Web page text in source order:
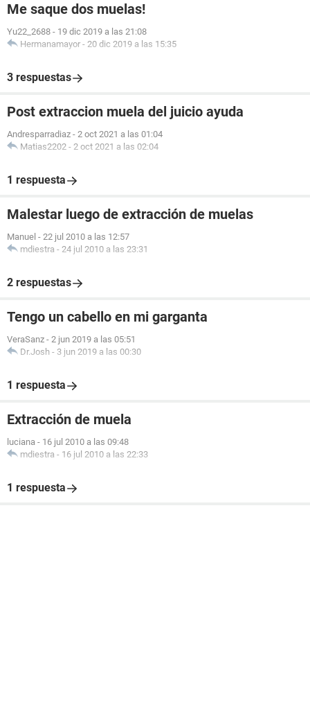
Me saque dos muelas!
Yu22_2688 - 19 dic 2019 a las 21:08
Hermanamayor - 20 dic 2019 a las 15:35
3 respuestas
Post extraccion muela del juicio ayuda
Andresparradiaz - 2 oct 2021 a las 01:04
Matias2202 - 2 oct 2021 a las 02:04
1 respuesta
Malestar luego de extracción de muelas
Manuel - 22 jul 2010 a las 12:57
mdiestra - 24 jul 2010 a las 23:31
2 respuestas
Tengo un cabello en mi garganta
VeraSanz - 2 jun 2019 a las 05:51
Dr.Josh - 3 jun 2019 a las 00:30
1 respuesta
Extracción de muela
luciana - 16 jul 2010 a las 09:48
mdiestra - 16 jul 2010 a las 22:33
1 respuesta